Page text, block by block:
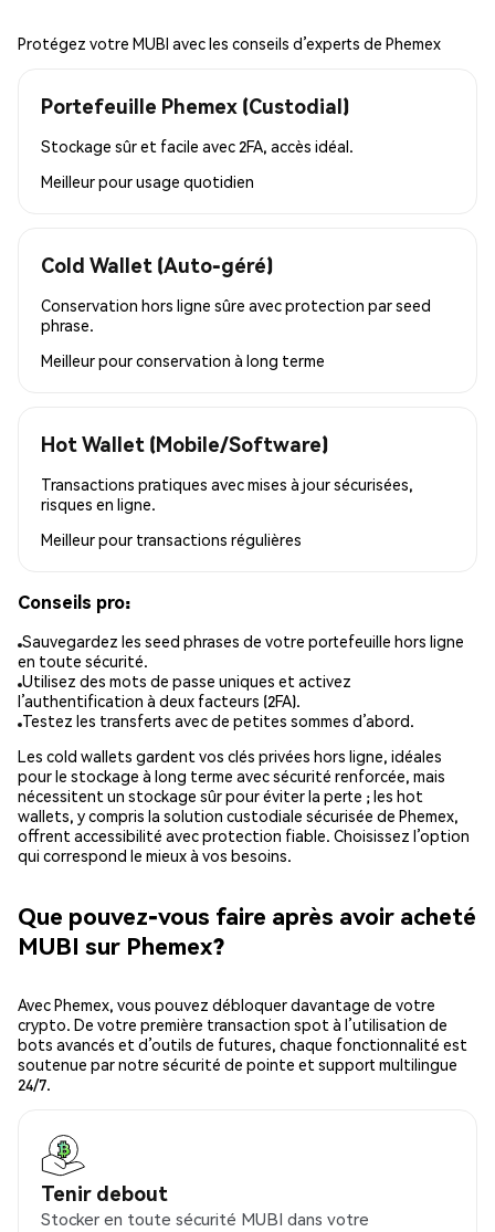
Protégez votre MUBI avec les conseils d’experts de Phemex
Portefeuille Phemex (Custodial)
Stockage sûr et facile avec 2FA, accès idéal.
Meilleur pourusage quotidien
Cold Wallet (Auto-géré)
Conservation hors ligne sûre avec protection par seed
phrase.
Meilleur pourconservation à long terme
Hot Wallet (Mobile/Software)
Transactions pratiques avec mises à jour sécurisées,
risques en ligne.
Meilleur pour transactions régulières
Conseils pro:
Sauvegardez les seed phrases de votre portefeuille hors ligne
en toute sécurité.
Utilisez des mots de passe uniques et activez
l’authentification à deux facteurs (2FA).
Testez les transferts avec de petites sommes d’abord.
Les cold wallets gardent vos clés privées hors ligne, idéales
pour le stockage à long terme avec sécurité renforcée, mais
nécessitent un stockage sûr pour éviter la perte ; les hot
wallets, y compris la solution custodiale sécurisée de Phemex,
offrent accessibilité avec protection fiable. Choisissez l’option
qui correspond le mieux à vos besoins.
Que pouvez-vous faire après avoir acheté
MUBI sur Phemex?
Avec Phemex, vous pouvez débloquer davantage de votre
crypto. De votre première transaction spot à l’utilisation de
bots avancés et d’outils de futures, chaque fonctionnalité est
soutenue par notre sécurité de pointe et support multilingue
24/7.
Tenir debout
Stocker en toute sécurité MUBI dans votre